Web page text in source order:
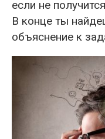
если не
В конце ты
объяснение к